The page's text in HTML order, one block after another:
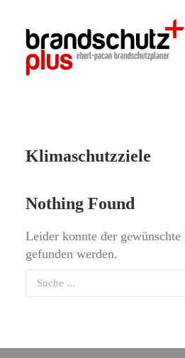
Aktuelles
Leistungen
Wissen
Klimaschutzziele
Nothing Found
Leider konnte der
gefunden werden.